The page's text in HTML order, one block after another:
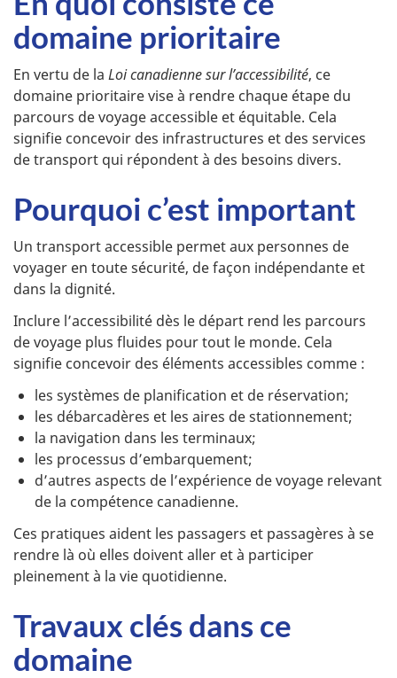
domaine prioritaire
En vertu de la Loi canadienne sur l’accessibilité, ce
domaine prioritaire vise à rendre chaque étape du
parcours de voyage accessible et équitable. Cela
signifie concevoir des infrastructures et des services
de transport qui répondent à des besoins divers.
Pourquoi c’est important
Un transport accessible permet aux personnes de
voyager en toute sécurité, de façon indépendante et
dans la dignité.
Inclure l’accessibilité dès le départ rend les parcours
de voyage plus fluides pour tout le monde. Cela
signifie concevoir des éléments accessibles comme :
les systèmes de planification et de réservation;
les débarcadères et les aires de stationnement;
la navigation dans les terminaux;
les processus d’embarquement;
d’autres aspects de l’expérience de voyage relevant
de la compétence canadienne.
Ces pratiques aident les passagers et passagères à se
rendre là où elles doivent aller et à participer
pleinement à la vie quotidienne.
Travaux clés dans ce
domaine